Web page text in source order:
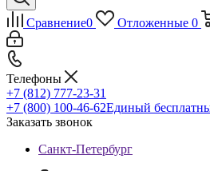
Сравнение0 Отложенные 0
Телефоны
+7 (812) 777-23-31
+7 (800) 100-46-62Единый
Заказать звонок
Санкт-Петербург